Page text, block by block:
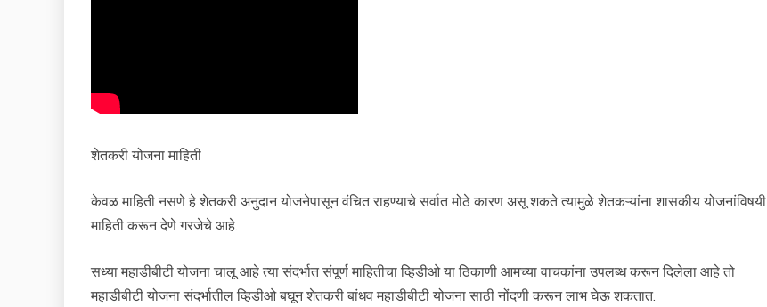
शेतकरी योजना माहिती
केवळ माहिती नसणे हे शेतकरी अनुदान योजनेपासून वंचित राहण्याचे सर्वात मोठे कारण असू शकते त्यामुळे शेतकऱ्यांना शासकीय योजनांविषयी
माहिती करून देणे गरजेचे आहे.
सध्या महाडीबीटी योजना चालू आहे त्या संदर्भात संपूर्ण माहितीचा व्हिडीओ या ठिकाणी आमच्या वाचकांना उपलब्ध करून दिलेला आहे तो
महाडीबीटी योजना संदर्भातील व्हिडीओ बघून शेतकरी बांधव महाडीबीटी योजना साठी नोंदणी करून लाभ घेऊ शकतात.